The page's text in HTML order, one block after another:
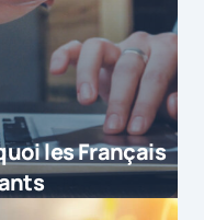
les Français